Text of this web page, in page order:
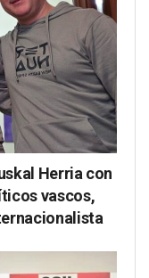
Herria con
vascos,